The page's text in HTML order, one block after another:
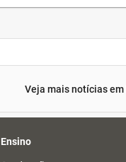
Veja mais notícias em
Ensino